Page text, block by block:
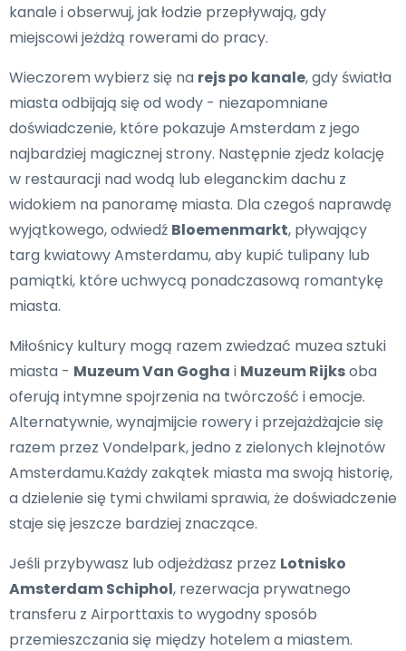
kanale i obserwuj, jak łodzie przepływają, gdy
miejscowi jeżdżą rowerami do pracy.
Wieczorem wybierz się na rejs po kanale, gdy światła
miasta odbijają się od wody - niezapomniane
doświadczenie, które pokazuje Amsterdam z jego
najbardziej magicznej strony. Następnie zjedz kolację
w restauracji nad wodą lub eleganckim dachu z
widokiem na panoramę miasta. Dla czegoś naprawdę
wyjątkowego, odwiedź Bloemenmarkt, pływający
targ kwiatowy Amsterdamu, aby kupić tulipany lub
pamiątki, które uchwycą ponadczasową romantykę
miasta.
Miłośnicy kultury mogą razem zwiedzać muzea sztuki
miasta - Muzeum Van Gogha i Muzeum Rijksoba
oferują intymne spojrzenia na twórczość i emocje.
Alternatywnie, wynajmijcie rowery i przejażdżajcie się
razem przez Vondelpark, jedno z zielonych klejnotów
Amsterdamu.Każdy zakątek miasta ma swoją historię,
a dzielenie się tymi chwilami sprawia, że doświadczenie
staje się jeszcze bardziej znaczące.
Jeśli przybywasz lub odjeżdżasz przez Lotnisko
Amsterdam Schiphol, rezerwacja prywatnego
transferu z Airporttaxis to wygodny sposób
przemieszczania się między hotelem a miastem.